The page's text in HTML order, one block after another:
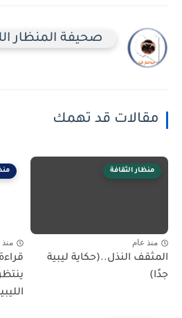
صحيفة المنظار
مقالات قد تهمك
منظار الثقافة
منذ عام
المثقف النذل..(حكاية ليبية
جدًا)
منذ